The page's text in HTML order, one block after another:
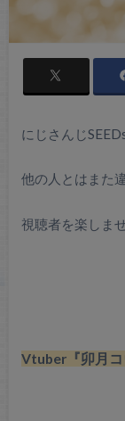
にじさんじ
他の人とはまた
視聴者を楽しま
Vtuber『卯月